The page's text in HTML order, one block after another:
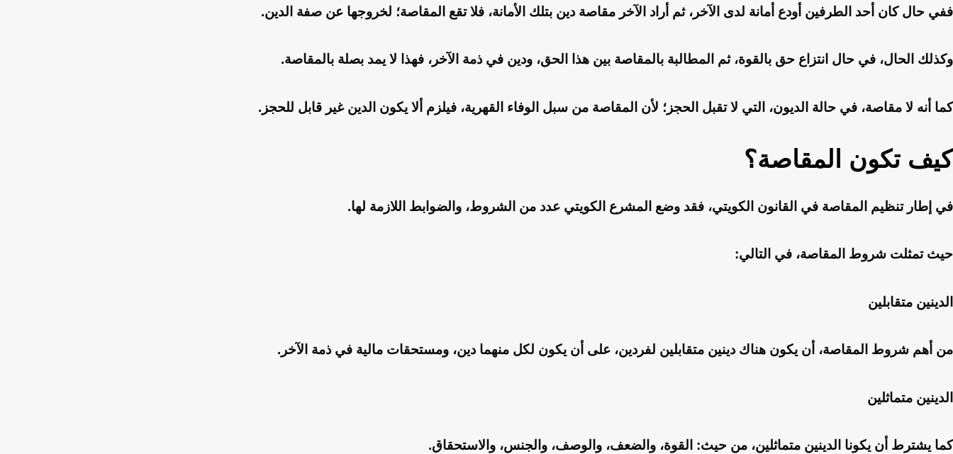
ففي حال كان أحد الطرفين أودع أمانة لدى الآخر، ثم أراد الآخر مقاصة دين بتلك الأمانة، فلا تقع المقاصة؛ لخروجها عن صفة الدين.
وكذلك الحال، في حال انتزاع حق بالقوة، ثم المطالبة بالمقاصة بين هذا الحق، ودين في ذمة الآخر، فهذا لا يمد بصلة بالمقاصة.
كما أنه لا مقاصة، في حالة الديون، التي لا تقبل الحجز؛ لأن المقاصة من سبل الوفاء القهرية، فيلزم ألا يكون الدين غير قابل للحجز.
كيف تكون المقاصة؟
في إطار تنظيم المقاصة في القانون الكويتي، فقد وضع المشرع الكويتي عدد من الشروط، والضوابط اللازمة لها.
حيث تمثلت شروط المقاصة، في التالي:
الدينين متقابلين
من أهم شروط المقاصة، أن يكون هناك دينين متقابلين لفردين، على أن يكون لكل منهما دين، ومستحقات مالية في ذمة الآخر.
الدينين متماثلين
كما يشترط أن يكونا الدينين متماثلين، من حيث: القوة، والضعف، والوصف، والجنس، والاستحقاق.